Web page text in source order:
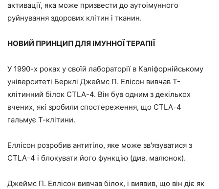
активації, яка може призвести до аутоімунного
руйнування здорових клітин і тканин.
НОВИЙ ПРИНЦИП ДЛЯ ІМУННОЇ ТЕРАПІЇ
У 1990-х роках у своїй лабораторії в Каліфорнійському
університеті Берклі Джеймс П. Елісон вивчав Т-
клітинний білок CTLA-4. Він був одним з декількох
вчених, які зробили спостереження, що CTLA-4
гальмує Т-клітини.
Еллісон розробив антитіло, яке може зв'язуватися з
CTLA-4 і блокувати його функцію (див. малюнок).
Джеймс П. Еллісон вивчав білок, і виявив, що він діє як